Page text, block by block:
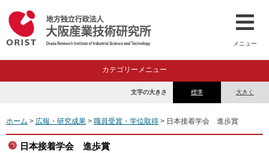
メニュー
カテゴリーメニュー
標準 大きく
文字の大きさ
ホーム > 広報・研究成果 > 職員受賞・学位取得 > 日本接着学会 進歩賞
日本接着学会 進歩賞